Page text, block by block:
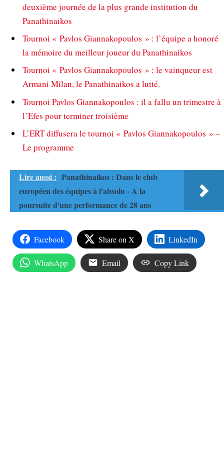
deuxième journée de la plus grande institution du
Panathinaikos
Tournoi « Pavlos Giannakopoulos » : l’équipe a honoré
la mémoire du meilleur joueur du Panathinaikos
Tournoi « Pavlos Giannakopoulos » : le vainqueur est
Armani Milan, le Panathinaikos a lutté.
Tournoi Pavlos Giannakopoulos : il a fallu un trimestre à
l’Efes pour terminer troisième
L’ERT diffusera le tournoi « Pavlos Giannakopoulos » –
Le programme
Lire aussi : Panathinaikos : Dans le club
européen des équipes à l'absolu - A la
poursuite d'une performance de 28 ans
Facebook Share on X LinkedIn
WhatsApp Email Copy Link